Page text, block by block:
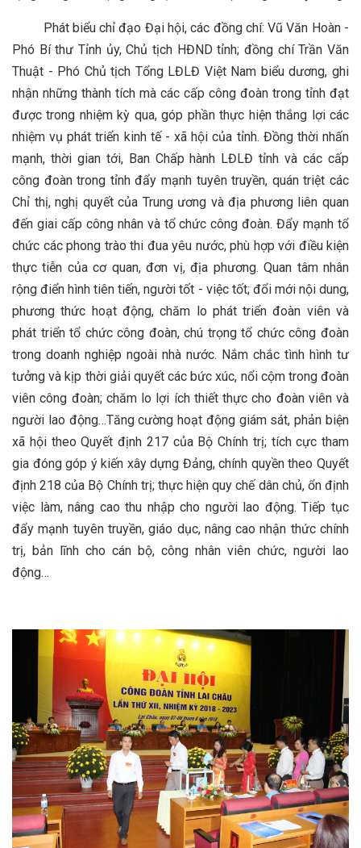
Phát biểu chỉ đạo Đại hội, các đồng chí: Vũ Văn Hoàn -
Phó Bí thư Tỉnh ủy, Chủ tịch HĐND tỉnh; đồng chí Trần Văn
Thuật - Phó Chủ tịch Tổng LĐLĐ Việt Nam biểu dương, ghi
nhận những thành tích mà các cấp công đoàn trong tỉnh đạt
được trong nhiệm kỳ qua, góp phần thực hiện thắng lợi các
nhiệm vụ phát triển kinh tế - xã hội của tỉnh. Đồng thời nhấn
mạnh, thời gian tới, Ban Chấp hành LĐLĐ tỉnh và các cấp
công đoàn trong tỉnh đẩy mạnh tuyên truyền, quán triệt các
Chỉ thị, nghị quyết của Trung ương và địa phương liên quan
đến giai cấp công nhân và tổ chức công đoàn. Đẩy mạnh tổ
chức các phong trào thi đua yêu nước, phù hợp với điều kiện
thực tiễn của cơ quan, đơn vị, địa phương. Quan tâm nhân
rộng điển hình tiên tiến, người tốt - việc tốt; đổi mới nội dung,
phương thức hoạt động, chăm lo phát triển đoàn viên và
phát triển tổ chức công đoàn, chú trọng tổ chức công đoàn
trong doanh nghiệp ngoài nhà nước. Nắm chắc tình hình tư
tưởng và kịp thời giải quyết các bức xúc, nổi cộm trong đoàn
viên công đoàn; chăm lo lợi ích thiết thực cho đoàn viên và
người lao động…Tăng cường hoạt động giám sát, phản biện
xã hội theo Quyết định 217 của Bộ Chính trị; tích cực tham
gia đóng góp ý kiến xây dựng Đảng, chính quyền theo Quyết
định 218 của Bộ Chính trị; thực hiện quy chế dân chủ, ổn định
việc làm, nâng cao thu nhập cho người lao động. Tiếp tục
đẩy mạnh tuyên truyền, giáo dục, nâng cao nhận thức chính
trị, bản lĩnh cho cán bộ, công nhân viên chức, người lao
động…